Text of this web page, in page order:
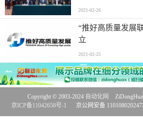
2021-02-26
“推好高质量发展
立
2021-02-25
Copyright © 2003-2024 自动化网
京ICP备11042658号-1
京公网安备